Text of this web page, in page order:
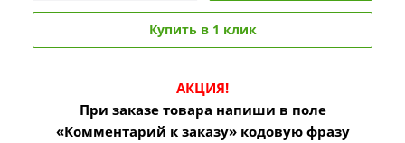
Купить в 1 клик
АКЦИЯ!
При заказе товара напиши в поле
«Комментарий к заказу» кодовую фразу